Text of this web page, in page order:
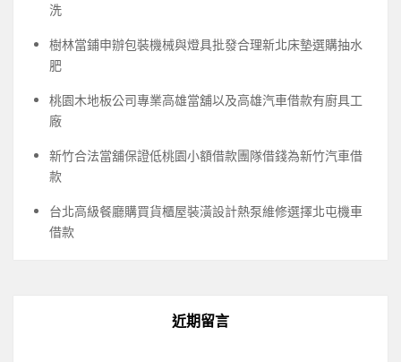
洗
樹林當鋪申辦包裝機械與燈具批發合理新北床墊選購抽水
肥
桃園木地板公司專業高雄當舖以及高雄汽車借款有廚具工
廠
新竹合法當舖保證低桃園小額借款團隊借錢為新竹汽車借
款
台北高級餐廳購買貨櫃屋裝潢設計熱泵維修選擇北屯機車
借款
近期留言